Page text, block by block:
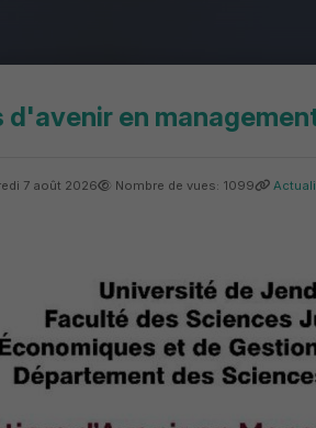
d'avenir en
7 août 2026 Nombre de vues: 1099